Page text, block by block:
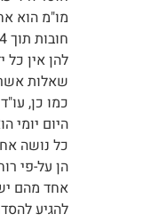
מו"מ הוא
להן אין
שאלות אשר
כמו כן,
היום יומי
כל נושה
הן על-פי
אחד מהם
להגיע